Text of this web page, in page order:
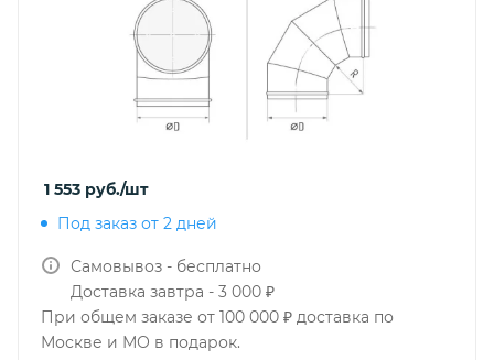
1 553 руб./шт
Под заказ от 2 дней
Самовывоз - бесплатно
Доставка завтра - 3 000 ₽
При общем заказе от 100 000 ₽ доставка по
Москве и МО в подарок.